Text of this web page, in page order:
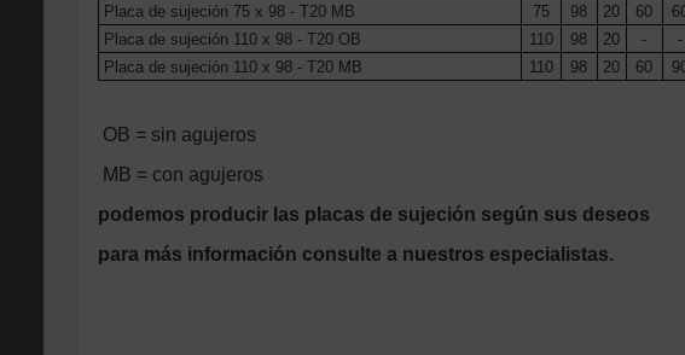
Placa de sujeción 75 x 98 - T20 MB
75 98 20 60
Placa de sujeción 110 x 98 - T20 OB
110 98 20 - -
Placa de sujeción 110 x 98 - T20 MB
110 98 20 60
OB = sin agujeros
MB = con agujeros
podemos producir las placas de sujeción según sus deseos
para más información consulte a nuestros especialistas.